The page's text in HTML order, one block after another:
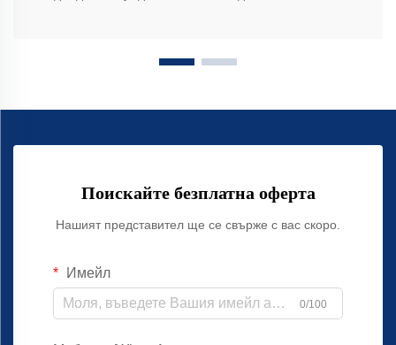
Поискайте безплатна оферта
Нашият представител ще се свърже с вас скоро.
Имейл
0/100